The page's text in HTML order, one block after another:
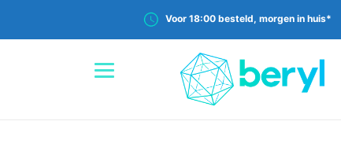
Voor 18:00 besteld, morgen in huis*